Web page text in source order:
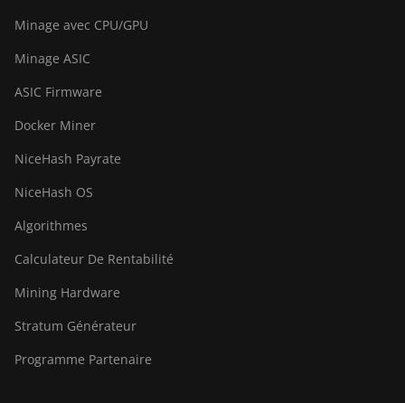
BITMAIN Antminer S23 Imm.
(442Th)
BITMAIN Antminer S23e Hyd
2U (865Th/s)
BITMAIN Antminer T19 Hydro
(158Th)
BITMAIN Antminer T21
Minage avec CPU/GPU
Minage ASIC
ASIC Firmware
Docker Miner
NiceHash Payrate
NiceHash OS
Algorithmes
Calculateur De Rentabilité
Mining Hardware
Stratum Générateur
Programme Partenaire